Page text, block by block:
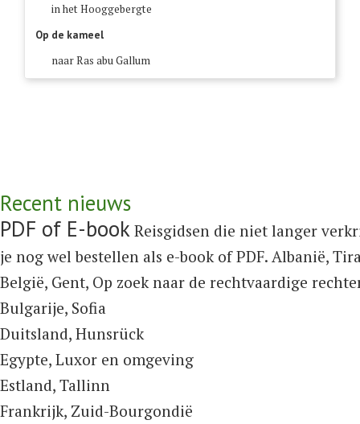
in het Hooggebergte
Op de kameel
naar Ras abu Gallum
Recent nieuws
PDF of E-book Reisgidsen die niet langer
je nog wel bestellen als e-book of PDF. Albanië,
België, Gent, Op zoek naar de rechtvaardige
Bulgarije, Sofia
Duitsland, Hunsrück
Egypte, Luxor en omgeving
Estland, Tallinn
Frankrijk, Zuid-Bourgondië